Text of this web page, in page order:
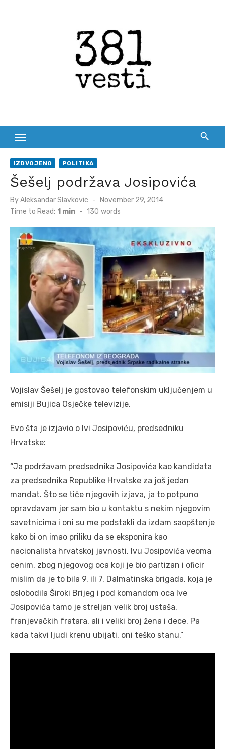
IZDVOJENO POLITIKA
Šešelj podržava Josipovića
ByAleksandar Slavkovic
Posted
on
November 29, 2014
Time to Read: 1 min - 130 words
Vojislav Šešelj je gostovao telefonskim uključenjem u
emisiji Bujica Osječke televizije.
Evo šta je izjavio o Ivi Josipoviću, predsedniku
Hrvatske:
“Ja podržavam predsednika Josipovića kao kandidata
za predsednika Republike Hrvatske za još jedan
mandat. Što se tiče njegovih izjava, ja to potpuno
opravdavam jer sam bio u kontaktu s nekim njegovim
savetnicima i oni su me podstakli da izdam saopštenje
kako bi on imao priliku da se eksponira kao
nacionalista hrvatskoj javnosti. Ivu Josipovića veoma
cenim, zbog njegovog oca koji je bio partizan i oficir
mislim da je to bila 9. ili 7. Dalmatinska brigada, koja je
oslobodila Široki Brijeg i pod komandom oca Ive
Josipovića tamo je streljan velik broj ustaša,
franjevačkih fratara, ali i veliki broj žena i dece. Pa
kada takvi ljudi krenu ubijati, oni teško stanu.”